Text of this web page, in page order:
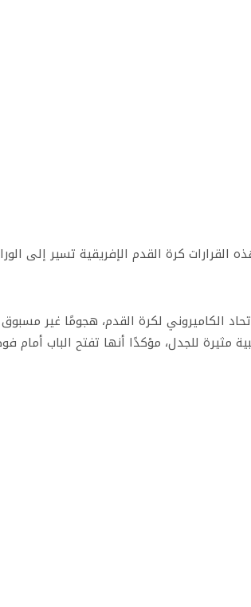
القرارات كرة القدم الإفريقية تسير إلى
الكاميروني لكرة القدم، هجومًا غير
مثيرة للجدل، مؤكدًا أنها تفتح الباب